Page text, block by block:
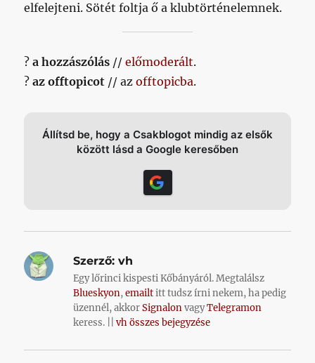
elfelejteni. Sötét foltja ő a klubtörténelemnek.
?a hozzászólás //előmoderált.
?az offtopicot // azofftopicba.
Állítsd be, hogy a Csakblogot mindig az elsők
között lásd a Google keresőben
Szerző: vh
Egy lőrinci kispesti Kőbányáról. Megtalálsz
Blueskyon,emailtitt tudsz írni nekem, ha pedig
üzennél, akkorSignalonvagyTelegramon
keress. ||vh összes bejegyzése